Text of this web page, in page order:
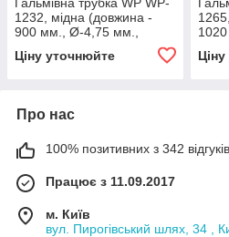
1232, мідна (довжина -
900 мм., Ø-4,75 мм.,
Ціну уточнюйте
Про нас
100% позитивних з 342
Працює з 11.09.2017
м. Київ
вул. Пирогівський шлях, 34 ,